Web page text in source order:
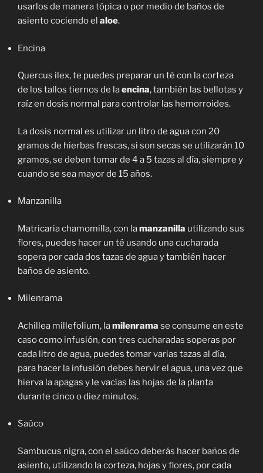
usarlos de manera tópica o por medio de baños de
asiento cociendo el aloe.
Encina
Quercus ilex, te puedes preparar un té con la corteza
de los tallos tiernos de laencina, también las bellotas y
raíz en dosis normal para controlar las hemorroides.
La dosis normal es utilizar un litro de agua con 20
gramos de hierbas frescas, si son secas se utilizarán 10
gramos, se deben tomar de 4 a 5 tazas al día, siempre y
cuando se sea mayor de 15 años.
Manzanilla
Matricaria chamomilla, con lamanzanilla utilizando sus
flores, puedes hacer un té usando una cucharada
sopera por cada dos tazas de agua y también hacer
baños de asiento.
Milenrama
Achillea millefolium, lamilenrama se consume en este
caso como infusión, con tres cucharadas soperas por
cada litro de agua, puedes tomar varias tazas al día,
para hacer la infusión debes hervir el agua, una vez que
hierva la apagas y le vacías las hojas de la planta
durante cinco o diez minutos.
Saúco
Sambucus nigra, con el saúco deberás hacer baños de
asiento, utilizando la corteza, hojas y flores, por cada